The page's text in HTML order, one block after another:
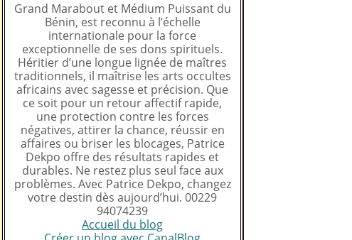
Grand Marabout et Médium Puissant du
Bénin, est reconnu à l’échelle
internationale pour la force
exceptionnelle de ses dons spirituels.
Héritier d’une longue lignée de maîtres
traditionnels, il maîtrise les arts occultes
africains avec sagesse et précision. Que
ce soit pour un retour affectif rapide,
une protection contre les forces
négatives, attirer la chance, réussir en
affaires ou briser les blocages, Patrice
Dekpo offre des résultats rapides et
durables. Ne restez plus seul face aux
problèmes. Avec Patrice Dekpo, changez
votre destin dès aujourd’hui. 00229
94074239
Accueil du blog